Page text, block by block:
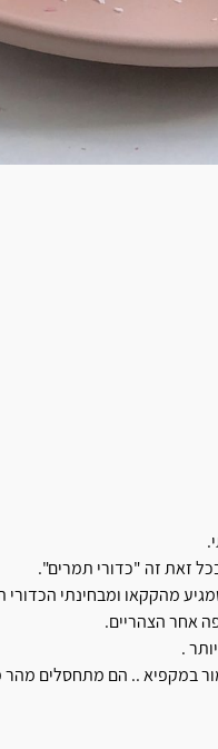
זאת זה "כדורי תמרים".
מהקקאו ומבחינתי הכדורי
אחר הצהריים.
.
במקפיא .. הם מתחסלים מהר